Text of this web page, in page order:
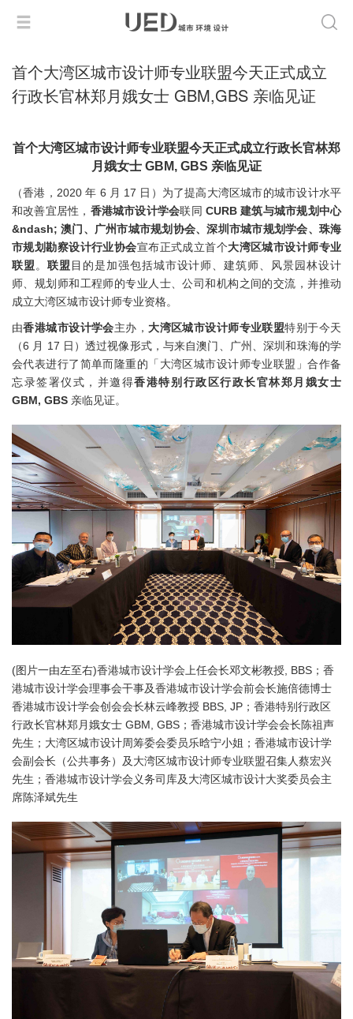
首个大湾区城市设计师专业联盟今天正式成立
行政长官林郑月娥女士 GBM,GBS 亲临见证
首个大湾区城市设计师专业联盟今天正式成立行政长官林郑
月娥女士 GBM, GBS 亲临见证
（香港，2020 年 6 月 17 日）为了提高大湾区城市的城市设计水平
和改善宜居性， 香港城市设计学会联同CURB 建筑与城市规划中心
&ndash; 澳门、广州市城市规划协会、深圳市城市规划学会、珠海
市规划勘察设计行业协会宣布正式成立首个大湾区城市设计师专业
联盟 。 联盟 目的是加强包括城市设计师、建筑师、风景园林设计
师、规划师和工程师的专业人士、公司和机构之间的交流，并推动
成立大湾区城市设计师专业资格。
由香港城市设计学会主办， 大湾区城市设计师专业联盟特别于今天
（6 月 17 日）透过视像形式，与来自澳门、广州、深圳和珠海的学
会代表进行了简单而隆重的「大湾区城市设计师专业联盟」合作备
忘录签署仪式，并邀得香港特别行政区行政长官林郑月娥女士
GBM, GBS 亲临见证。
(图片一由左至右)香港城市设计学会上任会长邓文彬教授, BBS； 香
港城市设计学会理事会干事及香港城市设计学会前会长施倍德博士
香港城市设计学会创会会长林云峰教授 BBS, JP； 香港特别行政区
行政长官林郑月娥女士 GBM, GBS； 香港城市设计学会会长陈祖声
先生； 大湾区城市设计周筹委会委员乐晗宁小姐； 香港城市设计学
会副会长（公共事务）及大湾区城市设计师专业联盟召集人蔡宏兴
先生； 香港城市设计学会义务司库及大湾区城市设计大奖委员会主
席陈泽斌先生